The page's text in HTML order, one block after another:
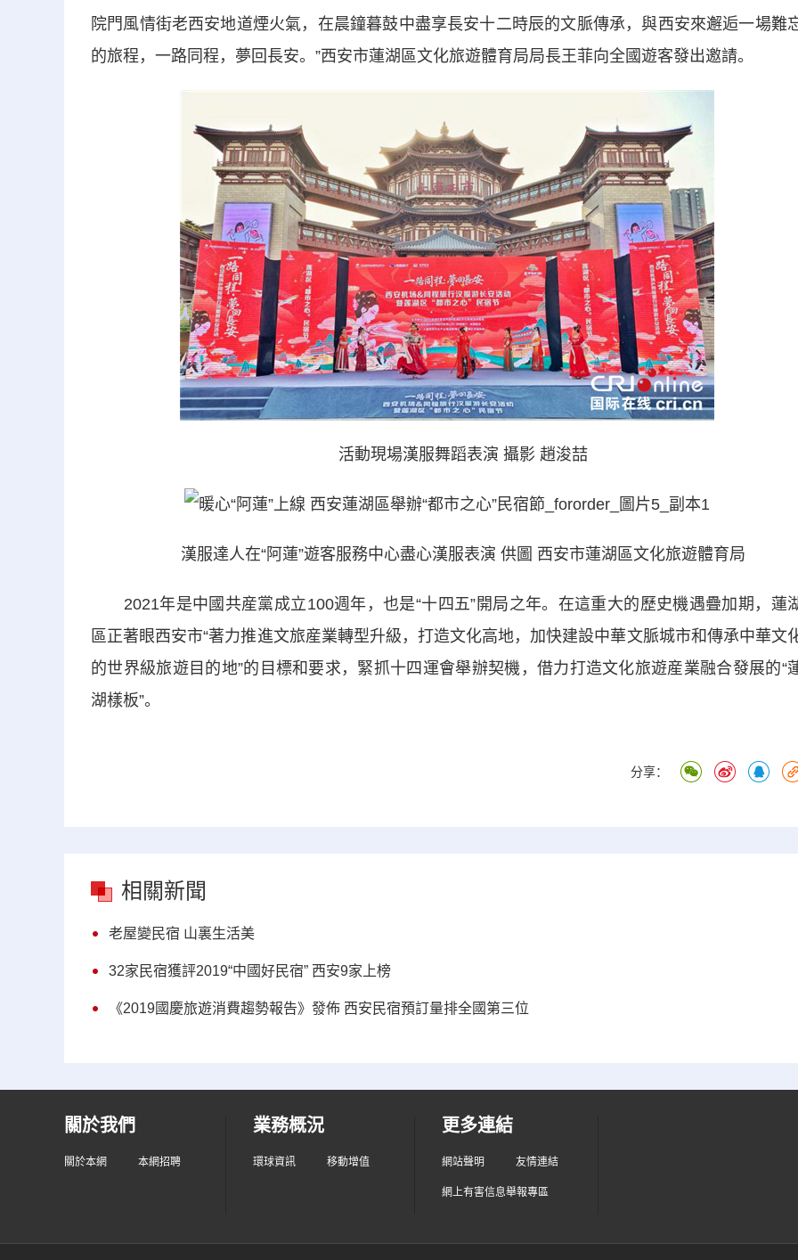
院門風情街老西安地道煙火氣，在晨鐘暮鼓中盡享長安十二時辰的文脈傳承，與西安來邂逅一場難
的旅程，一路同程，夢回長安。”西安市蓮湖區文化旅遊體育局局長王菲向全國遊客發出邀請。
活動現場漢服舞蹈表演 攝影 趙浚喆
漢服達人在“阿蓮”遊客服務中心盡心漢服表演 供圖 西安市蓮湖區文化旅遊體育局
2021年是中國共産黨成立100週年，也是“十四五”開局之年。在這重大的歷史機遇疊加期，蓮
區正著眼西安市“著力推進文旅産業轉型升級，打造文化高地，加快建設中華文脈城市和傳承中華文
的世界級旅遊目的地”的目標和要求，緊抓十四運會舉辦契機，借力打造文化旅遊産業融合發展的“
湖樣板”。
分享：
相關新聞
老屋變民宿 山裏生活美
32家民宿獲評2019“中國好民宿” 西安9家上榜
《2019國慶旅遊消費趨勢報告》發佈 西安民宿預訂量排全國第三位
關於我們
關於本網 本網招聘
業務概況
環球資訊 移動增值
更多連結
網站聲明 友情連結
網上有害信息舉報專區